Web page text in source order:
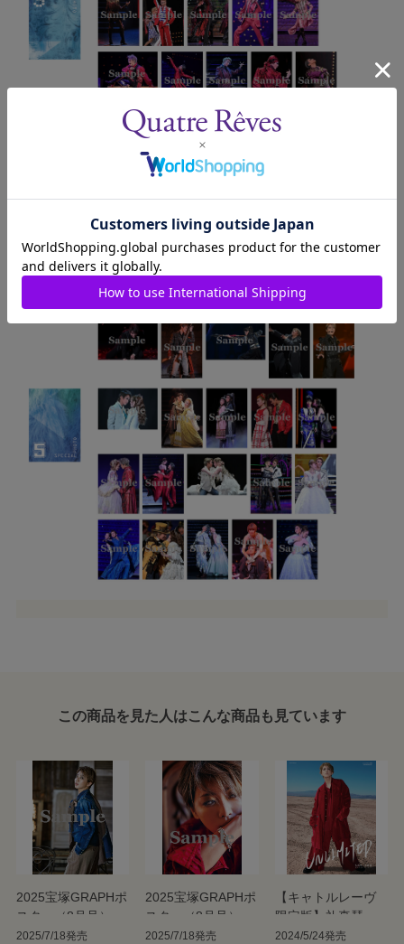
この商品を見た人はこんな商品も見ています
2025宝塚GRAPHポ
スター（8月号）礼
真琴B
2025/7/18発売
2025宝塚GRAPHポ
スター（8月号）礼
真琴A
2025/7/18発売
【キャトルレーヴ
限定版】礼真琴写
真集
2024/5/24発売